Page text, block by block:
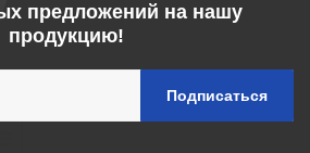
предложений на нашу
продукцию!